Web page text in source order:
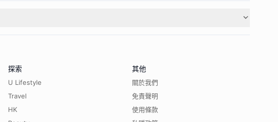
探索
U Lifestyle
Travel
HK
其他
關於我們
免責聲明
使用條款